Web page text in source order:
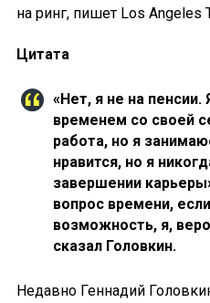
на ринг, пишет Los Angeles
Цитата
«Нет, я не на
временем со своей
работа, но я
нравится, но я
завершении
вопрос времени,
возможность, я,
сказал Головкин.
Недавно Геннадий